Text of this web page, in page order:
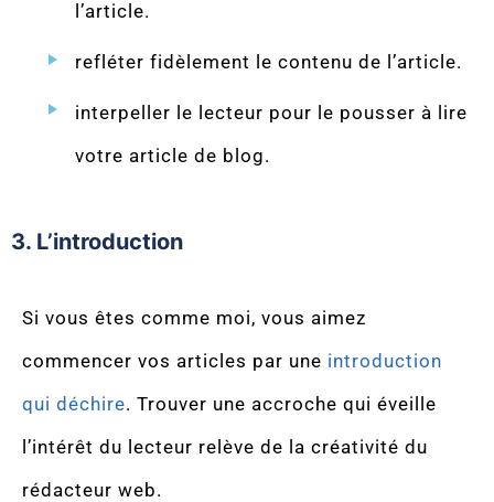
l’article.
refléter fidèlement le contenu de l’article.
interpeller le lecteur pour le pousser à lire
votre article de blog.
3. L’introduction
Si vous êtes comme moi, vous aimez
commencer vos articles par une introduction
qui déchire. Trouver une accroche qui éveille
l’intérêt du lecteur relève de la créativité du
rédacteur web.